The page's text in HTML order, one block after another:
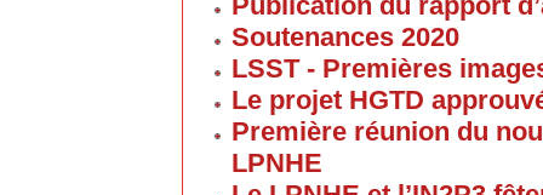
Soutenances 2020
LSST - Premières
Le projet HGTD
Première réunion du
LPNHE